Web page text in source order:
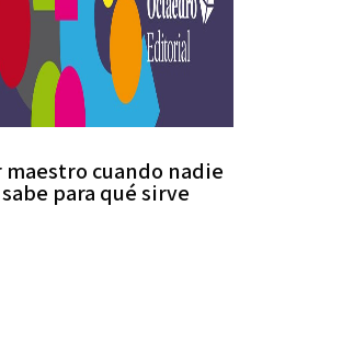
maestro cuando nadie
sabe para qué sirve